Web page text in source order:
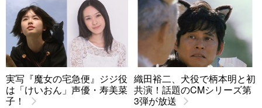
実写『魔女の宅急便』ジジ役
は「けいおん」声優・寿美菜
子！
織田裕二、犬役で柄本明と初
共演！話題のCMシリーズ第
3弾が放送